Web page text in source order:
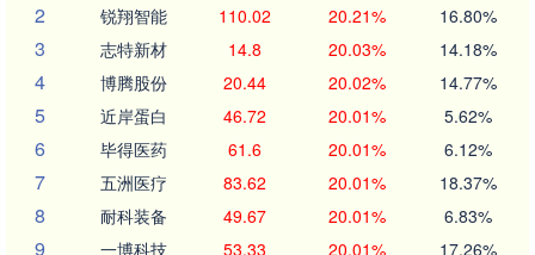
2 锐翔智能 110.02 20.21% 16.80%
3 志特新材 14.8 20.03% 14.18%
4 博腾股份 20.44 20.02% 14.77%
5 近岸蛋白 46.72 20.01% 5.62%
6 毕得医药 61.6 20.01% 6.12%
7 五洲医疗 83.62 20.01% 18.37%
8 耐科装备 49.67 20.01% 6.83%
9 一博科技 53.33 20.01% 17.26%